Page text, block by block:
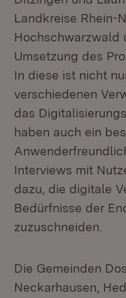
Landkreise Rhein-
Hochschwarzwald
Umsetzung des
In diese ist nicht
verschiedenen
das
haben auch ein
Interviews mit
dazu, die digitale
Bedürfnisse der
zuzuschneiden.
Die Gemeinden
Neckarhausen,